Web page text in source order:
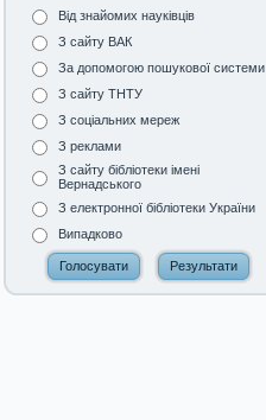
Від знайомих науківців
З сайту ВАК
За допомогою пошукової системи
З сайту ТНТУ
З соціальних мереж
З реклами
З сайту бібліотеки імені
Вернадського
З електронної бібліотеки України
Випадково